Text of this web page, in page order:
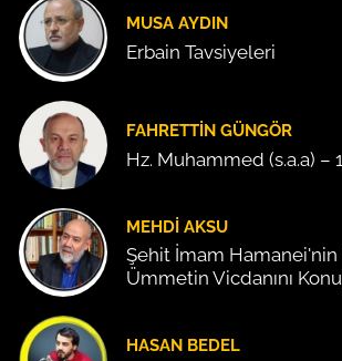
MUSA AYDIN
Erbain Tavsiyeleri
FAHRETTIN GÜNGÖR
Hz. Muhammed (s.a.a) –
MEHDI AKSU
Şehit İmam Hamanei'nin
Ümmetin Vicdanını
HASAN BEDEL